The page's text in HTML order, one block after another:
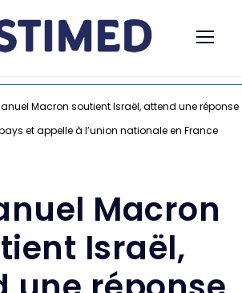
Macron soutient Israël, attend une réponse
et appelle à l’union nationale en France
Macron
Israël,